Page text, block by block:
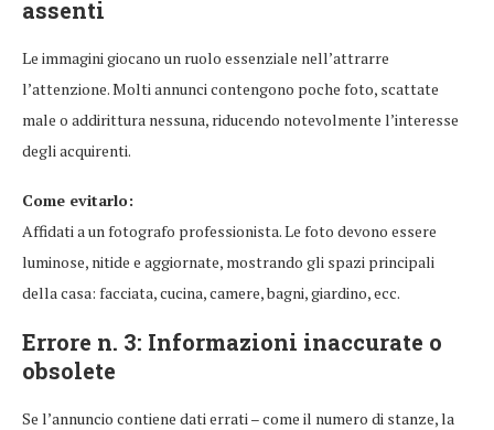
assenti
Le immagini giocano un ruolo essenziale nell’attrarre
l’attenzione. Molti annunci contengono poche foto, scattate
male o addirittura nessuna, riducendo notevolmente l’interesse
degli acquirenti.
Come evitarlo:
Affidati a un fotografo professionista. Le foto devono essere
luminose, nitide e aggiornate, mostrando gli spazi principali
della casa: facciata, cucina, camere, bagni, giardino, ecc.
Errore n. 3: Informazioni inaccurate o
obsolete
Se l’annuncio contiene dati errati – come il numero di stanze, la